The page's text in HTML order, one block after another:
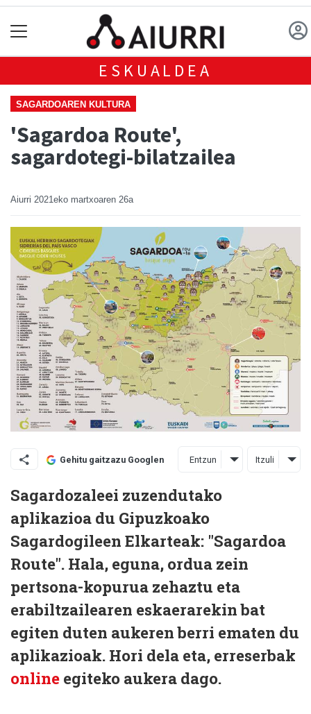
ESKUALDEA
SAGARDOAREN KULTURA
'Sagardoa Route',
sagardotegi-bilatzailea
Aiurri 2021eko martxoaren 26a
Gehitu gaitzazu Googlen Entzun Itzuli
Sagardozaleei zuzendutako
aplikazioa du Gipuzkoako
Sagardogileen Elkarteak: "Sagardoa
Route". Hala, eguna, ordua zein
pertsona-kopurua zehaztu eta
erabiltzailearen eskaerarekin bat
egiten duten aukeren berri ematen du
aplikazioak. Hori dela eta, erreserbak
online egiteko aukera dago.